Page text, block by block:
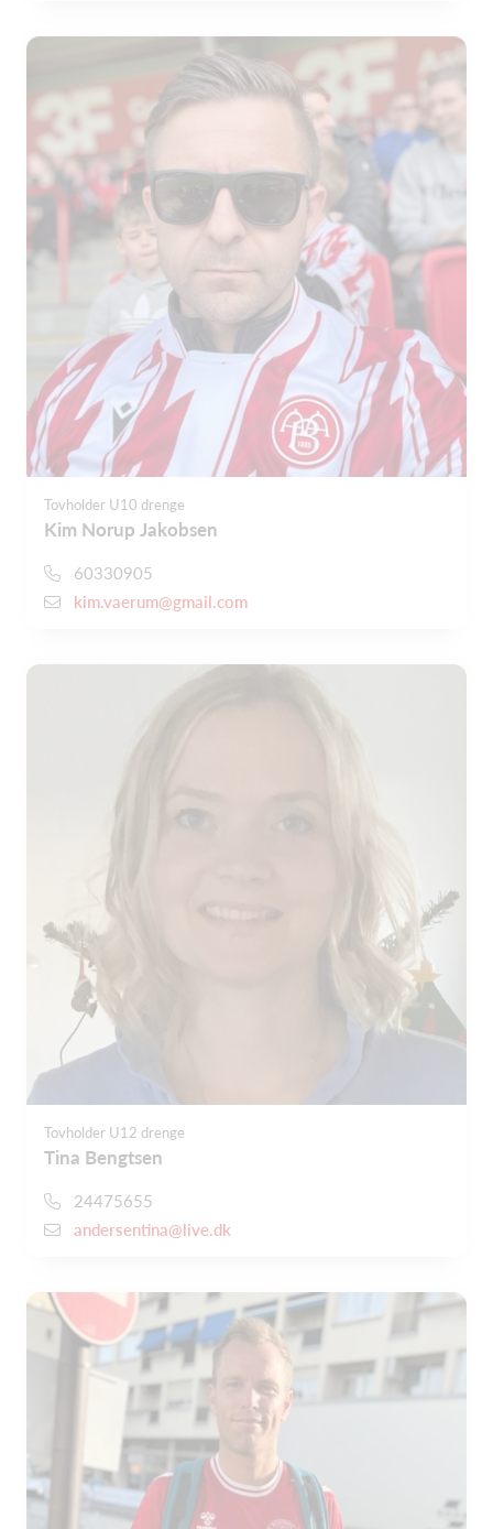
Tovholder U10 drenge
Kim Norup Jakobsen
60330905
kim.vaerum@gmail.com
Tovholder U12 drenge
Tina Bengtsen
24475655
andersentina@live.dk